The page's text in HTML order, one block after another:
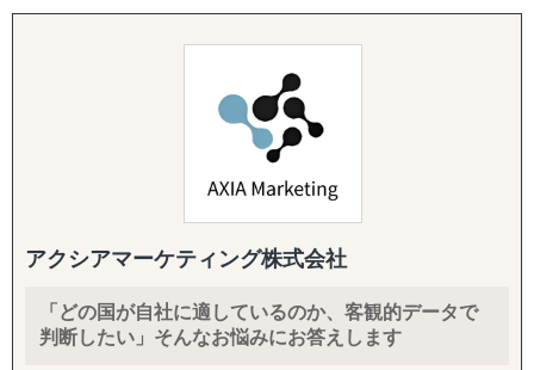
↳ 商談創出・交渉サポート
目的：海外現地で活動するために必要な土台をつくる
↳ 会社設立（登記・銀行口座）
↳ ビザ申請サポート
↳ 店舗開業パッケージ（許認可・内装・採用・集客）
↳ 人材採用支援（現地スタッフ採用）
い国も提携専門家経由で対応。「まず1〜2社、現地候補と
面談したい」というスポットご相談から承ります。
・スモールスタート対応(月額8万円〜のGEO/EOR)
まずは現地法人を作らずに人だけ採用したい、テストマー
歩を、低リスク・低コストで踏み出していただけます。
・海外進出支援(法人設立〜撤退まで)
進出相談・現地視察アテンドから、登記・各種ライセンス
「どの進出形態が自社に適しているのか」
「現地の法規制や注意点は何か」
海外進出を検討する企業様から、このようなお悩みを数多
GoGlobalでは、こうした疑問や課題を解決し、進出準備段
階から現地法人設立、運営まで一貫したサポートを提供し
ています。
世界140カ国以上で拠点設立が可能なグローバルネットワ
ークを活かし、海外進出のスピードと効率を最大化。コス
アクシアマーケティング株式会社
「どの国が自社に適しているのか、客観的データで
判断したい」そんなお悩みにお答えします